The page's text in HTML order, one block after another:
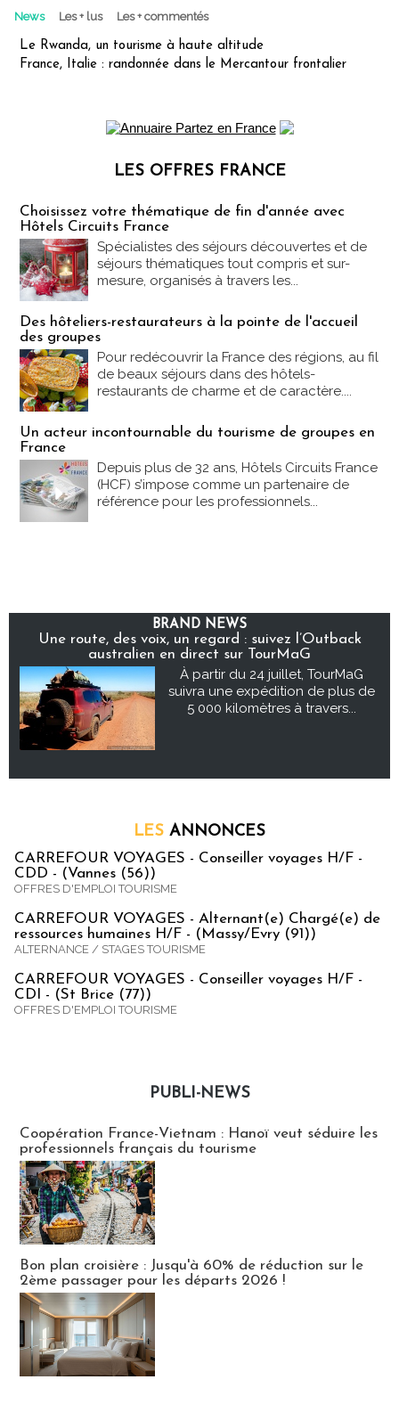
News Les + lus Les + commentés
Le Rwanda, un tourisme à haute altitude
France, Italie : randonnée dans le Mercantour frontalier
LES OFFRES FRANCE
Choisissez votre thématique de fin d'année avec
Hôtels Circuits France
Spécialistes des séjours découvertes et de
séjours thématiques tout compris et sur-
mesure, organisés à travers les...
Des hôteliers-restaurateurs à la pointe de l'accueil
des groupes
Pour redécouvrir la France des régions, au fil
de beaux séjours dans des hôtels-
restaurants de charme et de caractère....
Un acteur incontournable du tourisme de groupes en
France
Depuis plus de 32 ans, Hôtels Circuits France
(HCF) s’impose comme un partenaire de
référence pour les professionnels...
BRAND NEWS
Une route, des voix, un regard : suivez l’Outback
australien en direct sur TourMaG
À partir du 24 juillet, TourMaG
suivra une expédition de plus de
5 000 kilomètres à travers...
LES ANNONCES
CARREFOUR VOYAGES - Conseiller voyages H/F -
CDD - (Vannes (56))
OFFRES D'EMPLOI TOURISME
CARREFOUR VOYAGES - Alternant(e) Chargé(e) de
ressources humaines H/F - (Massy/Evry (91))
ALTERNANCE / STAGES TOURISME
CARREFOUR VOYAGES - Conseiller voyages H/F -
CDI - (St Brice (77))
OFFRES D'EMPLOI TOURISME
PUBLI-NEWS
Coopération France-Vietnam : Hanoï veut séduire les
professionnels français du tourisme
Bon plan croisière : Jusqu'à 60% de réduction sur le
2ème passager pour les départs 2026 !